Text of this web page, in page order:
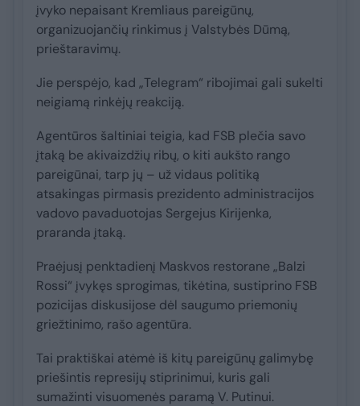
įvyko nepaisant Kremliaus pareigūnų,
organizuojančių rinkimus į Valstybės Dūmą,
prieštaravimų.
Jie perspėjo, kad „Telegram“ ribojimai gali sukelti
neigiamą rinkėjų reakciją.
Agentūros šaltiniai teigia, kad FSB plečia savo
įtaką be akivaizdžių ribų, o kiti aukšto rango
pareigūnai, tarp jų – už vidaus politiką
atsakingas pirmasis prezidento administracijos
vadovo pavaduotojas Sergejus Kirijenka,
praranda įtaką.
Praėjusį penktadienį Maskvos restorane „Balzi
Rossi“ įvykęs sprogimas, tikėtina, sustiprino FSB
pozicijas diskusijose dėl saugumo priemonių
griežtinimo, rašo agentūra.
Tai praktiškai atėmė iš kitų pareigūnų galimybę
priešintis represijų stiprinimui, kuris gali
sumažinti visuomenės paramą V. Putinui.